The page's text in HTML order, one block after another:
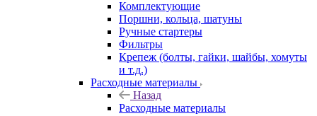
Комплектующие
Поршни, кольца, шатуны
Ручные стартеры
Фильтры
Крепеж (болты, гайки, шайбы, хомуты
и т.д.)
Расходные материалы
Назад
Расходные материалы